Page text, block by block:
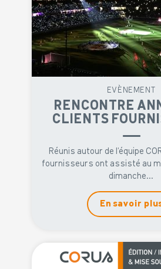
EVÈNEMENT
RENCONTRE
CLIENTS
Réunis autour de l’équipe
fournisseurs ont assisté au
dimanche...
En savoir